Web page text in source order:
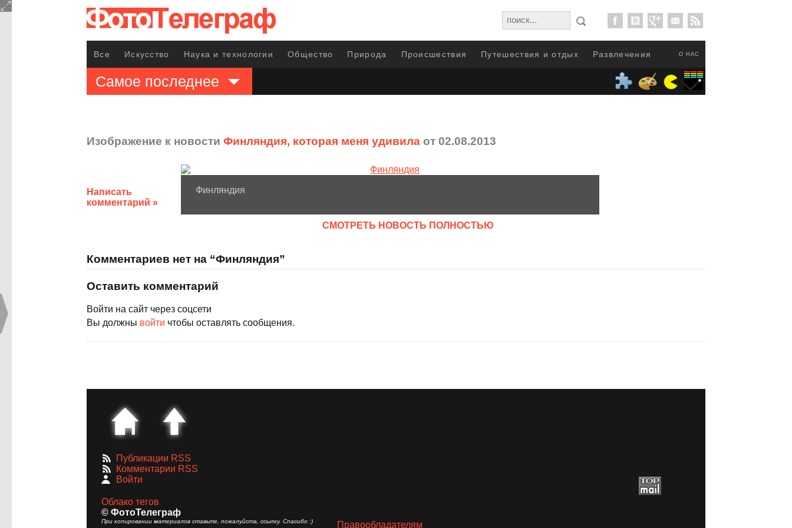
О НАС
Все Искусство Наука и технологии Общество Природа Происшествия Путешествия и отдых Развлечения
Самое последнее
Изображение к новости Финляндия, которая меня удивила от 02.08.2013
Написать
комментарий »
Финляндия
CМОТРЕТЬ НОВОСТЬ ПОЛНОСТЬЮ
Комментариев нет на “Финляндия”
Оставить комментарий
Войти на сайт через соцсети
Вы должны войти чтобы оставлять сообщения.
Публикации RSS
Комментарии RSS
Войти
Облако тегов
© ФотоТелеграф
При копировании материалов ставьте, пожалуйста, ссылку. Спасибо :) Правообладателям